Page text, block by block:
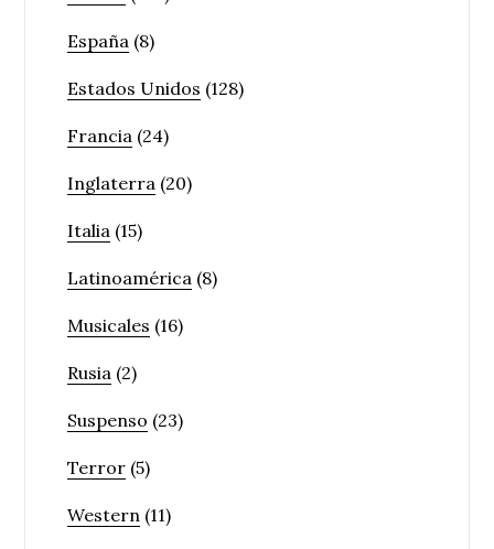
España (8)
Estados Unidos (128)
Francia (24)
Inglaterra (20)
Italia (15)
Latinoamérica (8)
Musicales (16)
Rusia (2)
Suspenso (23)
Terror (5)
Western (11)